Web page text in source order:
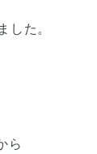
した。
ら